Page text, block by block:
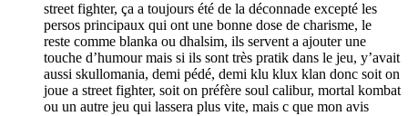
street fighter, ça a toujours été de la déconnade excepté les
persos principaux qui ont une bonne dose de charisme, le
reste comme blanka ou dhalsim, ils servent a ajouter une
touche d’humour mais si ils sont très pratik dans le jeu, y’avait
aussi skullomania, demi pédé, demi klu klux klan donc soit on
joue a street fighter, soit on préfère soul calibur, mortal kombat
ou un autre jeu qui lassera plus vite, mais c que mon avis